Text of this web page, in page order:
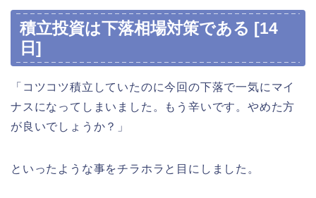
積立投資は下落相場対策である [14
日]
「コツコツ積立していたのに今回の下落で一気にマイ
ナスになってしまいました。もう辛いです。やめた方
が良いでしょうか？」
といったような事をチラホラと目にしました。